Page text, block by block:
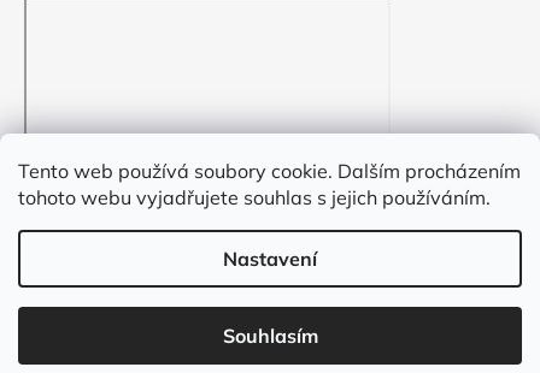
Tento web používá soubory cookie. Dalším procházením
tohoto webu vyjadřujete souhlas s jejich používáním.
Nastavení
Souhlasím
VYZDOBENO.CZ
vyhrazena.